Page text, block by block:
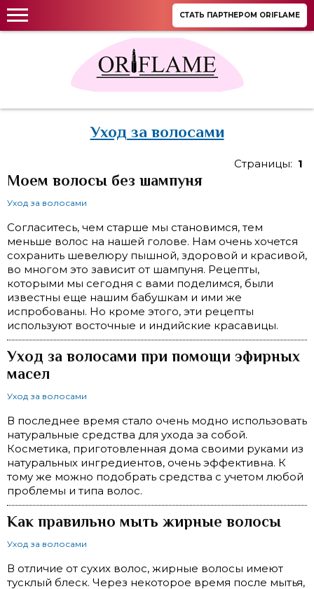
СТАТЬ ПАРТНЕРОМ ORIFLAME
Уход за волосами
Страницы: 1
Моем волосы без шампуня
Уход за волосами
Согласитесь, чем старше мы становимся, тем
меньше волос на нашей голове. Нам очень хочется
сохранить шевелюру пышной, здоровой и красивой,
во многом это зависит от шампуня. Рецепты,
которыми мы сегодня с вами поделимся, были
известны еще нашим бабушкам и ими же
испробованы. Но кроме этого, эти рецепты
используют восточные и индийские красавицы.
Уход за волосами при помощи эфирных
масел
Уход за волосами
В последнее время стало очень модно использовать
натуральные средства для ухода за собой.
Косметика, приготовленная дома своими руками из
натуральных ингредиентов, очень эффективна. К
тому же можно подобрать средства с учетом любой
проблемы и типа волос.
Как правильно мыть жирные волосы
Уход за волосами
В отличие от сухих волос, жирные волосы имеют
тусклый блеск. Через некоторое время после мытья,